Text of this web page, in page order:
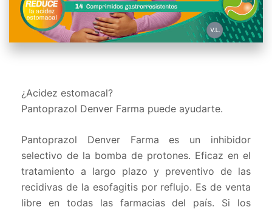
¿Acidez estomacal?
Pantoprazol Denver Farma puede ayudarte.
Pantoprazol Denver Farma es un inhibidor
selectivo de la bomba de protones. Eficaz en el
tratamiento a largo plazo y preventivo de las
recidivas de la esofagitis por reflujo. Es de venta
libre en todas las farmacias del país. Si los